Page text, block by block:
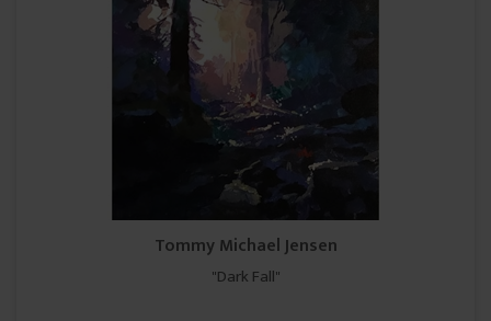
Tommy Michael Jensen
"Dark Fall"